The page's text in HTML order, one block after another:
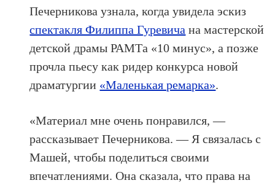
Печерникова узнала, когда увидела эскиз
спектакля Филиппа Гуревича на мастерской
детской драмы РАМТа «10 минус», а позже
прочла пьесу как ридер конкурса новой
драматургии «Маленькая ремарка».
«Материал мне очень понравился, —
рассказывает Печерникова. — Я связалась с
Машей, чтобы поделиться своими
впечатлениями. Она сказала, что права на